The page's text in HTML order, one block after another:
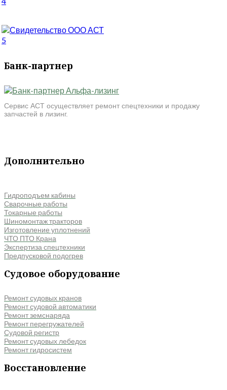
5
Банк-партнер
Сервис АСТ осуществляет ремонт спецтехники и продажу
запчастей в лизинг.
Дополнительно
Гидроподъем кабины
Сварочные работы
Токарные работы
Шиномонтаж тракторов
Изготовление уплотнений
ЧТО ПТО Крана
Экспертиза спецтехники
Предпусковой подогрев
Судовое оборудование
Ремонт судовых кранов
Ремонт судовой автоматики
Ремонт земснаряда
Ремонт перегружателей
Судовой регистр
Ремонт судовых лебедок
Ремонт гидросистем
Восстановление